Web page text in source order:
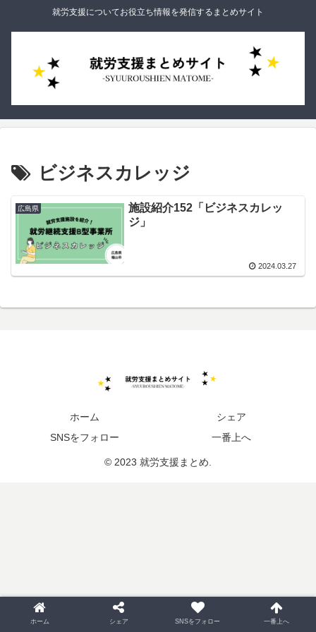
就労支援についてお役立ち情報を発信するまとめサイト
ビジネスカレッジ
広島県
施設紹介152「ビジネスカレッ
ジ」
2024.03.27
ホーム
シェア
SNSをフォロー
一番上へ
© 2023 就労支援まとめ.
ホーム シェア SNSをフォロー 一番上へ